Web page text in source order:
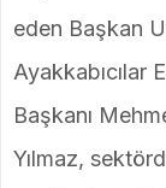
eden Başkan
Ayakkabıcılar
Başkanı
Yılmaz,